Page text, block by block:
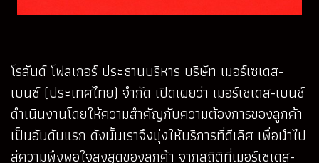
โรลันด์ โฟลเกอร์ ประธานบริหาร บริษัท เมอร์เซเดส-
เบนซ์ (ประเทศไทย) จำกัด เปิดเผยว่า เมอร์เซเดส-เบนซ์
ดำเนินงานโดยให้ความสำคัญกับความต้องการของลูกค้า
เป็นอันดับแรก ดังนั้นเราจึงมุ่งให้บริการที่ดีเลิศ เพื่อนำไป
สู่ความพึงพอใจสูงสุดของลูกค้า จากสถิติที่เมอร์เซเดส-